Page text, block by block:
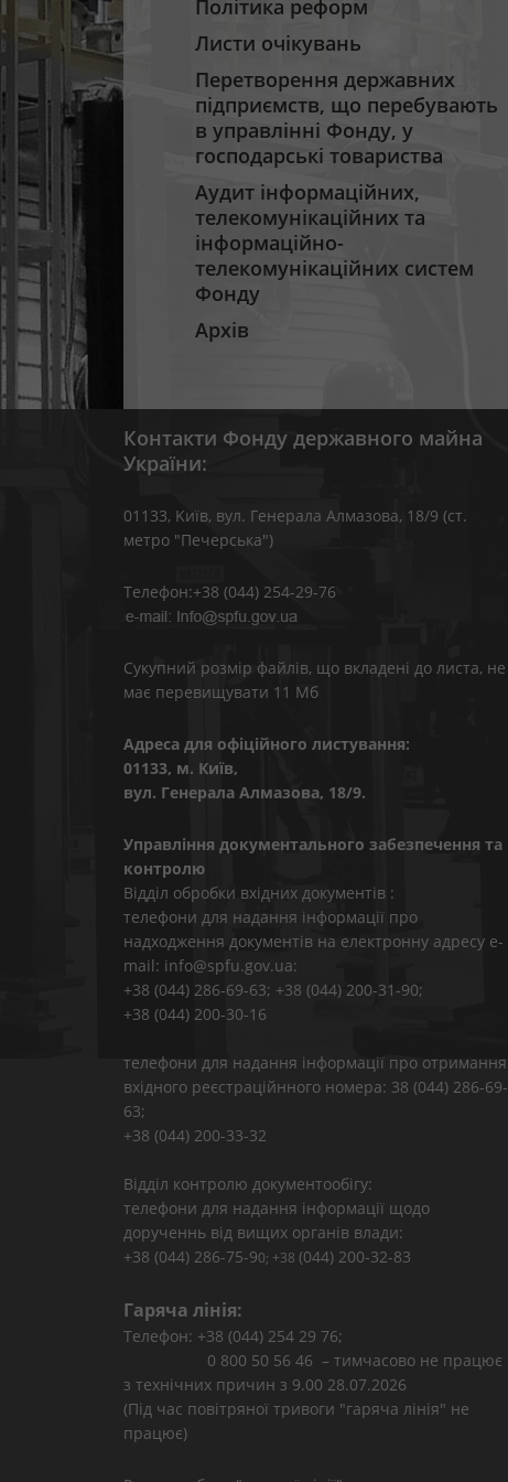
Політика реформ
Листи очікувань
Перетворення державних
підприємств, що перебувають
в управлінні Фонду, у
господарські товариства
Аудит інформаційних,
телекомунікаційних та
інформаційно-
телекомунікаційних систем
Фонду
Архів
Контакти Фонду державного майна
України:
01133, Kиїв, вул. Генерала Алмазова, 18/9 (ст.
метро "Печерська")
Телефон:+38 (044) 254-29-76
Сукупний розмір файлів, що вкладені до листа, не
має перевищувати 11 Мб
Адреса для офіційного листування:
01133, м. Київ,
вул. Генерала Алмазова, 18/9.
Управління документального забезпечення та
контролю
Відділ обробки вхідних документів :
телефони для надання інформації про
надходження документів на електронну адресу e-
mail: info@spfu.gov.ua:
+38 (044) 286-69-63; +38 (044) 200-31-90;
+38 (044) 200-30-16
телефони для надання інформації про отримання
вхідного реєстраційнного номера: 38 (044) 286-69-
63;
+38 (044) 200-33-32
Відділ контролю документообігу:
телефони для надання інформації щодо
дорученнь від вищих органів влади:
+38 (044) 286-75-90; +38 (044) 200-32-83
Гаряча лінія:
Телефон: +38 (044) 254 29 76;
0 800 50 56 46 – тимчасово не працює
з технічних причин з 9.00 28.07.2026
(Під час повітряної тривоги "гаряча лінія" не
працює)